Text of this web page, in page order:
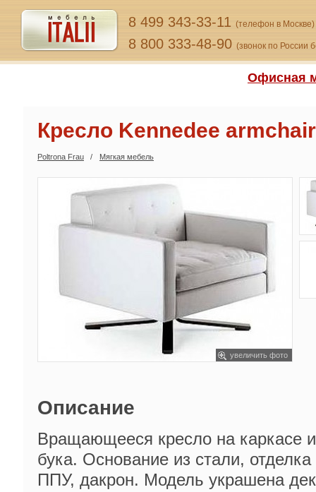
8 499 343-33-11 (телефон в Москве)
8 800 333-48-90 (звонок по России
Офисная
Кресло Kennedee armchair
Poltrona Frau Мягкая мебель
увеличить фото
Описание
Вращающееся кресло на каркасе
бука. Основание из стали,
ППУ, дакрон. Модель украшена